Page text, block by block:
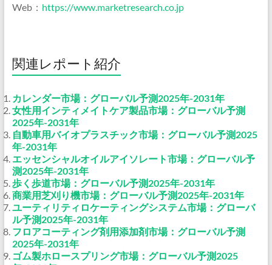
Web： https://www.marketresearch.co.jp
関連レポート紹介
カレンダー市場：グローバル予測2025年-2031年
女性用インティメイトケア製品市場：グローバル予測
2025年-2031年
自動車用バイオプラスチック市場：グローバル予測2025
年-2031年
エッセンシャルオイルアイソレート市場：グローバル予
測2025年-2031年
歩く歩道市場：グローバル予測2025年-2031年
商業用芝刈り機市場：グローバル予測2025年-2031年
ユーティリティロケーティングシステム市場：グローバ
ル予測2025年-2031年
フロアコーティング剤用添加剤市場：グローバル予測
2025年-2031年
ゴム製ホロースプリング市場：グローバル予測2025